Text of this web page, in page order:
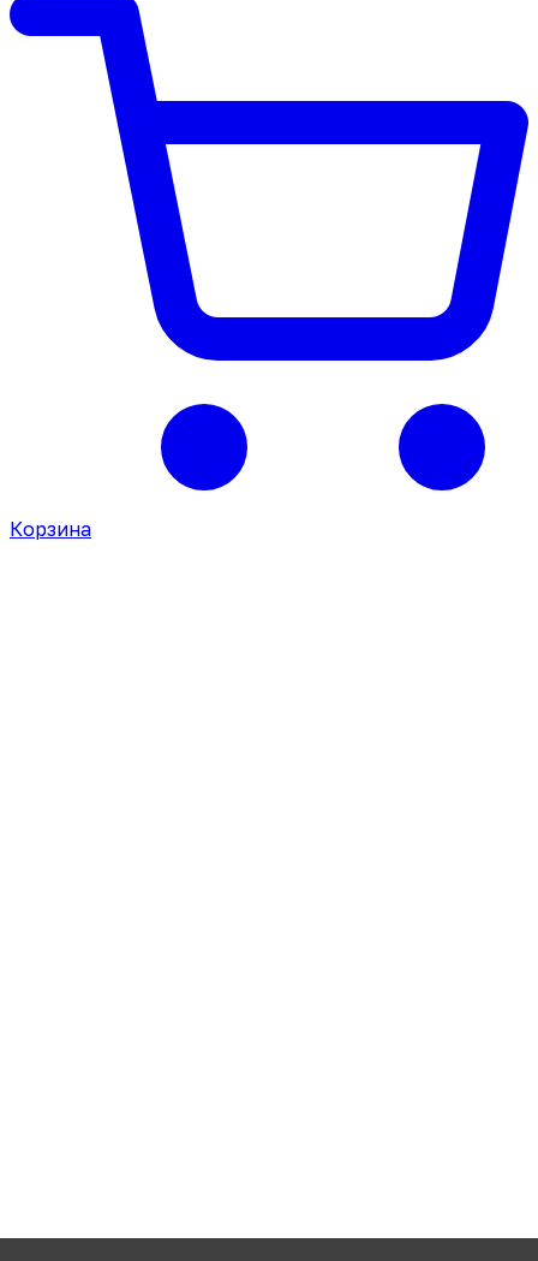
Корзина